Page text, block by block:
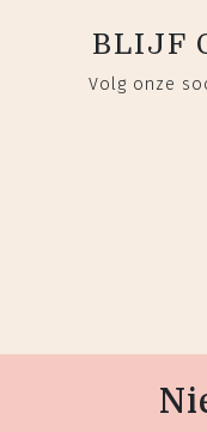
BLIJF
Volg onze